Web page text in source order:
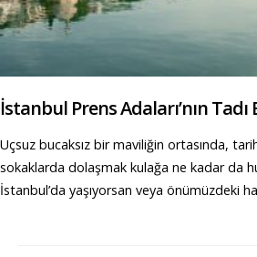
İstanbul Prens Adaları’nın
Uçsuz bucaksız bir maviliğin ortasında,
sokaklarda dolaşmak kulağa ne kadar da
İstanbul’da yaşıyorsan veya önümüzdeki